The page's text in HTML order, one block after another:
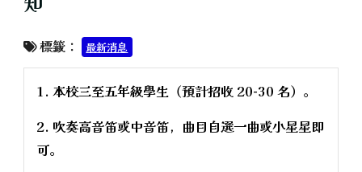
標籤： 最新消息
1. 本校三至五年級學生（預計招收 20-30 名）。
2. 吹奏高音笛或中音笛，曲目自選一曲或小星星即
可。